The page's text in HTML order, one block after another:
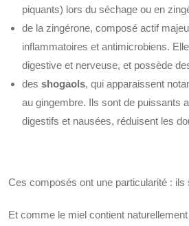
piquants) lors du séchage ou en
de la zingérone, composé actif
inflammatoires et antimicrobiens.
digestive et nerveuse, et possède
des shogaols, qui apparaissent
au gingembre. Ils sont de puissants
digestifs et nausées, réduisent les
Ces composés ont une particularité : ils
Et comme le miel contient